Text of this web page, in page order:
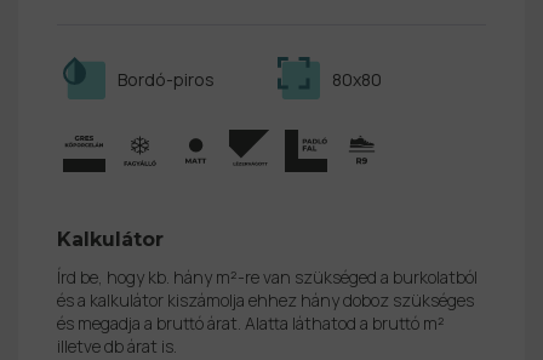
80x80
Bordó-piros
Kalkulátor
Írd be, hogy kb. hány m²-re van szükséged a burkolatból
és a kalkulátor kiszámolja ehhez hány doboz szükséges
és megadja a bruttó árat. Alatta láthatod a bruttó m²
illetve db árat is.